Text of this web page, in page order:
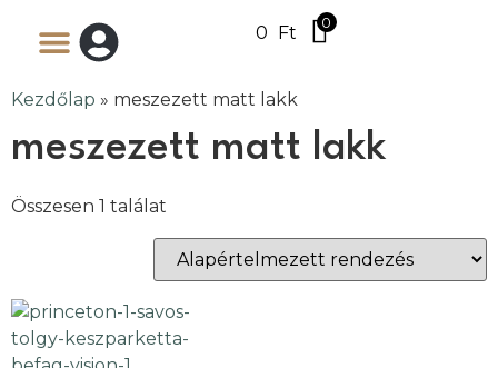
0 Ft 0
Kezdőlap » meszezett matt lakk
meszezett matt lakk
Összesen 1 találat